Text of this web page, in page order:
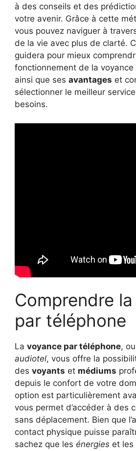
à des conseils et des
votre avenir. Grâce à cette
vous pouvez naviguer à
de la vie avec plus de clarté.
guidera pour mieux
fonctionnement de la voyance
ainsi que ses avantages et
sélectionner le meilleur
besoins.
Comprendre
par téléphone
La voyance par téléphone, ou
audiotel, vous offre la
des voyants et médiums
depuis le confort de votre
option est particulièrement
vous permet d’accéder à des
sans déplacement. Bien que
contact physique puisse
sachez que les énergies et les